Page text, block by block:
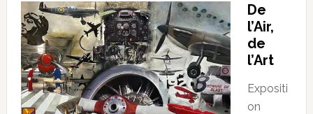
De
l’Air,
de
l’Art
Expositi
on